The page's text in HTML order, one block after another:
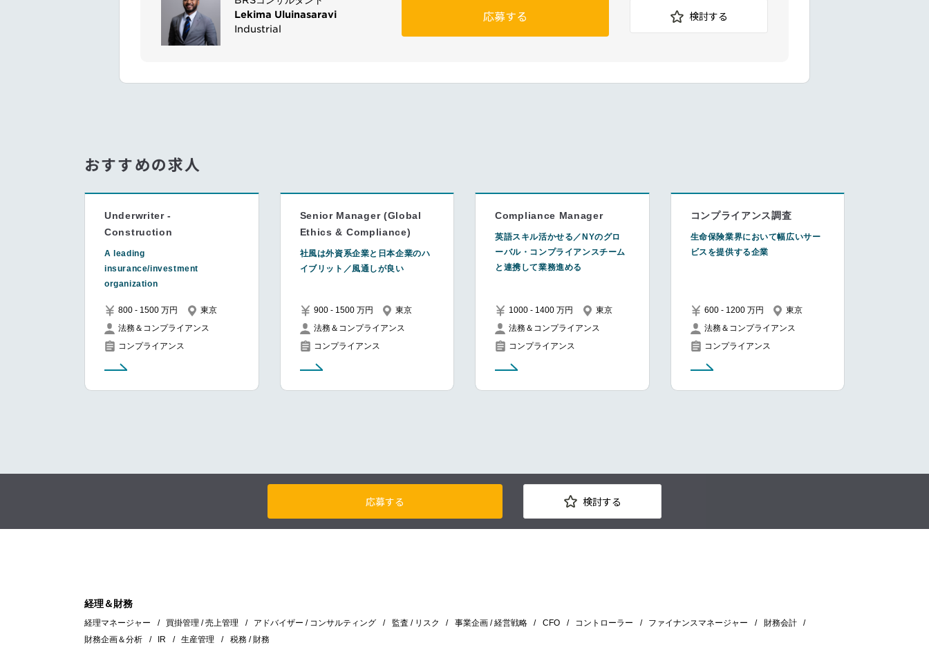
Lekima Uluinasaravi
Industrial
応募する 検討する
おすすめの求人
Underwriter -
Construction
A leading
insurance/investment
organization
800 - 1500 万円
東京
法務＆コンプライアンス
コンプライアンス
Senior Manager (Global
Ethics & Compliance)
社風は外資系企業と日本企業のハ
イブリット／風通しが良い
900 - 1500 万円
東京
法務＆コンプライアンス
コンプライアンス
Compliance Manager
英語スキル活かせる／NYのグロ
ーバル・コンプライアンスチーム
と連携して業務進める
1000 - 1400 万円
東京
法務＆コンプライアンス
コンプライアンス
コンプライアンス調査
生命保険業界において幅広いサー
ビスを提供する企業
600 - 1200 万円
東京
法務＆コンプライアンス
コンプライアンス
応募する 検討する
経理＆財務
経理マネージャー 買掛管理 / 売上管理 アドバイザー / コンサルティング 監査 / リスク 事業企画 / 経営戦略 CFO コントローラー ファイナンスマネージャー
財務会計
財務企画＆分析
IR 生産管理 税務 / 財務